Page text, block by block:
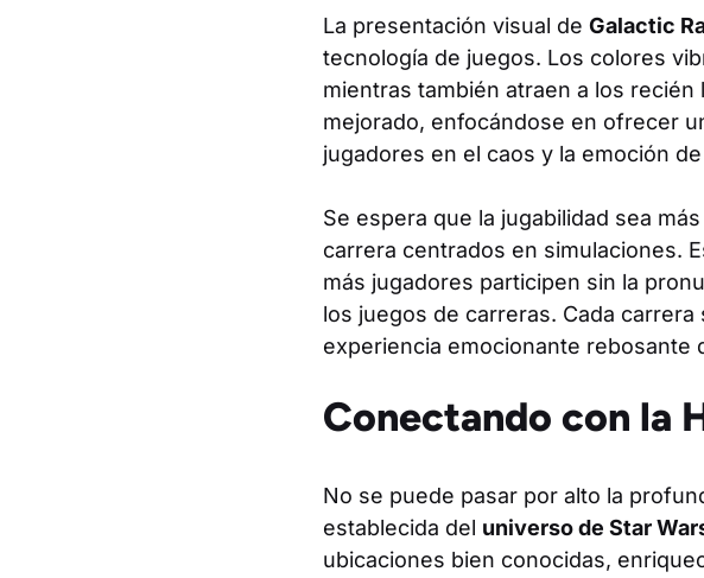
La presentación visual de Galactic
tecnología de juegos. Los colores
mientras también atraen a los
mejorado, enfocándose en ofrecer
jugadores en el caos y la emoción
Se espera que la jugabilidad sea
carrera centrados en simulaciones.
más jugadores participen sin la
los juegos de carreras. Cada
experiencia emocionante rebosante
Conectando con la
No se puede pasar por alto la
establecida del universo de Star
ubicaciones bien conocidas,